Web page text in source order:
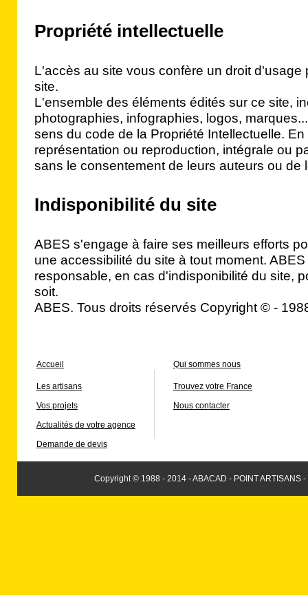
Propriété intellectuelle
L'accès au site vous confère un droit d'usage
site.
L'ensemble des éléments édités sur ce site,
photographies, infographies, logos,
sens du code de la Propriété Intellectuelle.
représentation ou reproduction, intégrale ou
sans le consentement de leurs auteurs ou de
Indisponibilité du site
ABES s'engage à faire ses meilleurs efforts
une accessibilité du site à tout moment.
responsable, en cas d'indisponibilité du site,
soit.
ABES. Tous droits réservés Copyright © -
Accueil
Les artisans
Vos projets
Actualités de votre agence
Demande de devis
Qui sommes nous
Trouvez votre France
Nous contacter
Copyright © 1988 - 2014 - ABACAD - POINT ARTISANS